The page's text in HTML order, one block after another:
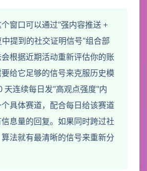
窗口可以通过"强内容推送 +
提到的社交证明信号"组合部
根据近期活动重新评估你的账
给它足够的信号来克服历史模
天连续每日发"高观点强度"内
具体赛道，配合每日给该赛道
息量的回复。如果同时跨过社
法就有最清晰的信号来重新分